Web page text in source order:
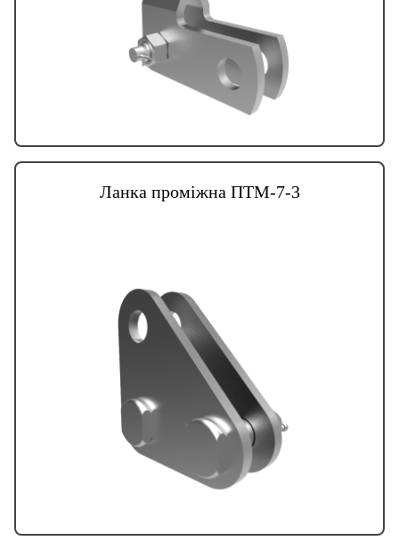
Ланка проміжна ПТМ-7-3